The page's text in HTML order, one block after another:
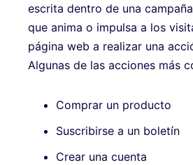
escrita dentro de una
que anima o impulsa a los
página web a realizar una
Algunas de las acciones más
Comprar un producto
Suscribirse a un boletín
Crear una cuenta